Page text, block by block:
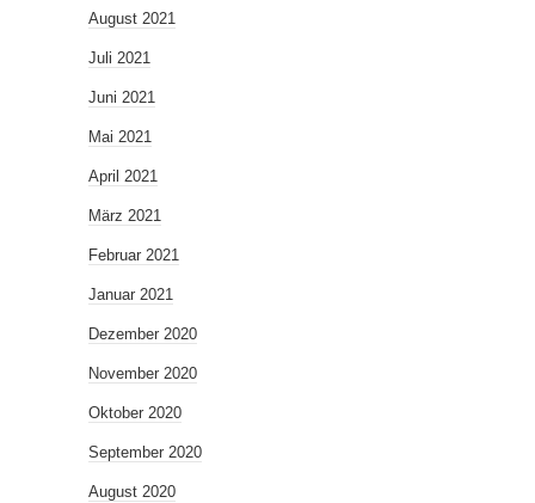
August 2021
Juli 2021
Juni 2021
Mai 2021
April 2021
März 2021
Februar 2021
Januar 2021
Dezember 2020
November 2020
Oktober 2020
September 2020
August 2020